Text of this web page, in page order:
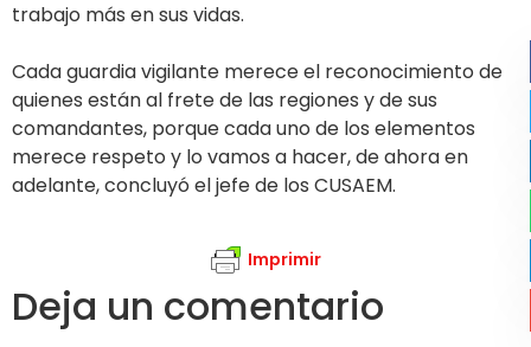
trabajo más en sus vidas.
Cada guardia vigilante merece el reconocimiento de
quienes están al frete de las regiones y de sus
comandantes, porque cada uno de los elementos
merece respeto y lo vamos a hacer, de ahora en
adelante, concluyó el jefe de los CUSAEM.
Imprimir
Deja un comentario